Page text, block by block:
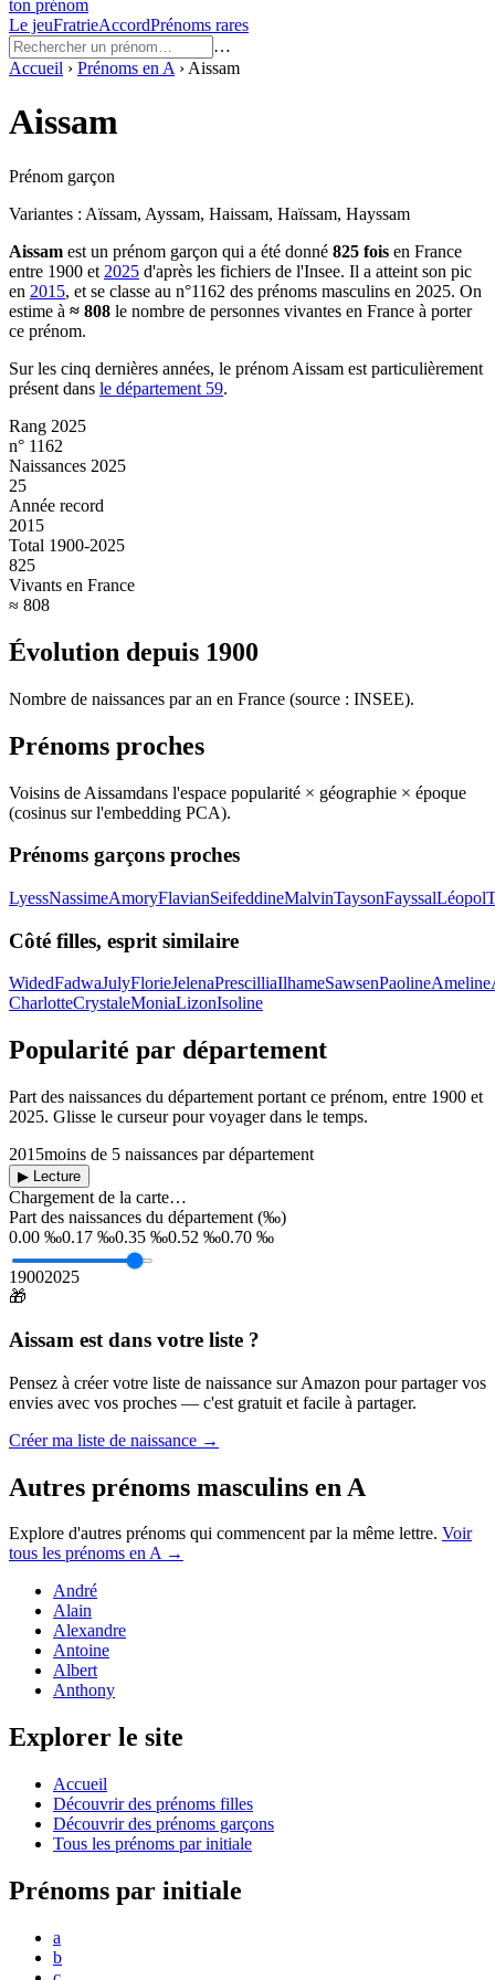
ton prénom
Le jeuFratrieAccordPrénoms rares
…
Accueil › Prénoms en A › Aissam
Aissam
Prénom garçon
Variantes : Aïssam, Ayssam, Haissam, Haïssam, Hayssam
Aissam est un prénom garçon qui a été donné 825 fois en France
entre 1900 et 2025 d'après les fichiers de l'Insee. Il a atteint son pic
en 2015, et se classe au n°1162 des prénoms masculins en 2025. On
estime à ≈ 808 le nombre de personnes vivantes en France à porter
ce prénom.
Sur les cinq dernières années, le prénom Aissam est particulièrement
présent dans le département 59.
Rang 2025
n° 1162
Naissances 2025
25
Année record
2015
Total 1900-2025
825
Vivants en France
≈ 808
Évolution depuis 1900
Nombre de naissances par an en France (source : INSEE).
Prénoms proches
Voisins de Aissamdans l'espace popularité × géographie × époque
(cosinus sur l'embedding PCA).
Prénoms garçons proches
LyessNassimeAmoryFlavianSeifeddineMalvinTaysonFayssalLéopol
Côté filles, esprit similaire
WidedFadwaJulyFlorieJelenaPrescilliaIlhameSawsenPaolineAmeline
CharlotteCrystaleMoniaLizonIsoline
Popularité par département
Part des naissances du département portant ce prénom, entre 1900 et
2025. Glisse le curseur pour voyager dans le temps.
2015moins de 5 naissances par département
▶ Lecture
Chargement de la carte…
Part des naissances du département (‰)
0.00 ‰0.17 ‰0.35 ‰0.52 ‰0.70 ‰
19002025
🎁
Aissam est dans votre liste ?
Pensez à créer votre liste de naissance sur Amazon pour partager vos
envies avec vos proches — c'est gratuit et facile à partager.
Créer ma liste de naissance →
Autres prénoms masculins en A
Explore d'autres prénoms qui commencent par la même lettre. Voir
tous les prénoms enA→
André
Alain
Alexandre
Antoine
Albert
Anthony
Explorer le site
Accueil
Découvrir des prénoms filles
Découvrir des prénoms garçons
Tous les prénoms par initiale
Prénoms par initiale
a
b